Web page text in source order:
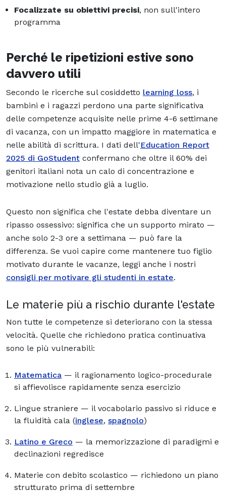
Focalizzate su obiettivi precisi, non sull'intero
programma
Perché le ripetizioni estive sono
davvero utili
Secondo le ricerche sul cosiddetto learning loss, i
bambini e i ragazzi perdono una parte significativa
delle competenze acquisite nelle prime 4-6 settimane
di vacanza, con un impatto maggiore in matematica e
nelle abilità di scrittura. I dati dell'Education Report
2025 di GoStudent confermano che oltre il 60% dei
genitori italiani nota un calo di concentrazione e
motivazione nello studio già a luglio.
Questo non significa che l'estate debba diventare un
ripasso ossessivo: significa che un supporto mirato —
anche solo 2-3 ore a settimana — può fare la
differenza. Se vuoi capire come mantenere tuo figlio
motivato durante le vacanze, leggi anche i nostri
consigli per motivare gli studenti in estate.
Le materie più a rischio durante l'estate
Non tutte le competenze si deteriorano con la stessa
velocità. Quelle che richiedono pratica continuativa
sono le più vulnerabili:
Matematica — il ragionamento logico-procedurale
si affievolisce rapidamente senza esercizio
Lingue straniere — il vocabolario passivo si riduce e
la fluidità cala (inglese, spagnolo)
Latino e Greco — la memorizzazione di paradigmi e
declinazioni regredisce
Materie con debito scolastico — richiedono un piano
strutturato prima di settembre